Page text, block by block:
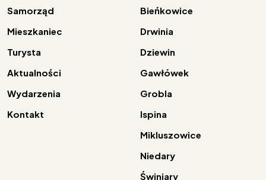
Samorząd
Mieszkaniec
Turysta
Aktualności
Wydarzenia
Kontakt
Bieńkowice
Drwinia
Dziewin
Gawłówek
Grobla
Ispina
Mikluszowice
Niedary
Świniary